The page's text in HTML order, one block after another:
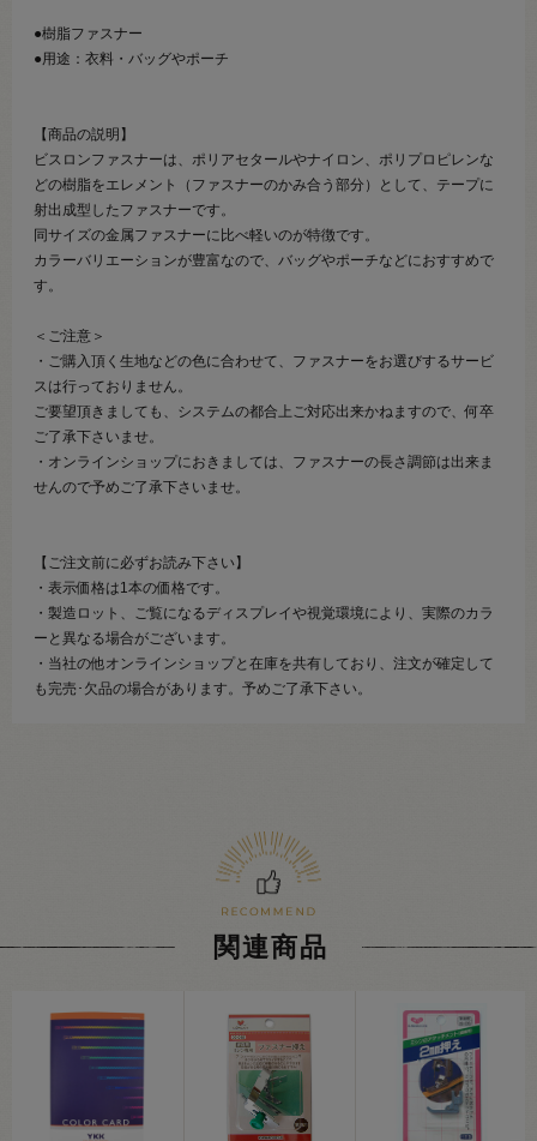
●樹脂ファスナー
●用途：衣料・バッグやポーチ
【商品の説明】
ビスロンファスナーは、ポリアセタールやナイロン、ポリプロピレンな
どの樹脂をエレメント（ファスナーのかみ合う部分）として、テープに
射出成型したファスナーです。
同サイズの金属ファスナーに比べ軽いのが特徴です。
カラーバリエーションが豊富なので、バッグやポーチなどにおすすめで
す。
＜ご注意＞
・ご購入頂く生地などの色に合わせて、ファスナーをお選びするサービ
スは行っておりません。
ご要望頂きましても、システムの都合上ご対応出来かねますので、何卒
ご了承下さいませ。
・オンラインショップにおきましては、ファスナーの長さ調節は出来ま
せんので予めご了承下さいませ。
【ご注文前に必ずお読み下さい】
・表示価格は1本の価格です。
・製造ロット、ご覧になるディスプレイや視覚環境により、実際のカラ
ーと異なる場合がございます。
・当社の他オンラインショップと在庫を共有しており、注文が確定して
も完売･欠品の場合があります。予めご了承下さい。
関連商品